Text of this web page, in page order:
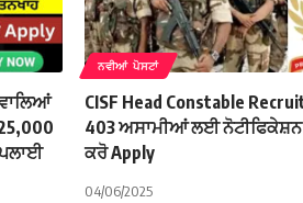
ਨਵੀਆਂ ਪੋਸਟਾਂ
CISF Head Constable
403 ਅਸਾਮੀਆਂ ਲਈ ਨੋਟੀਫਿਕੇਸ਼ਨ
ਕਰੋ Apply
04/06/2025